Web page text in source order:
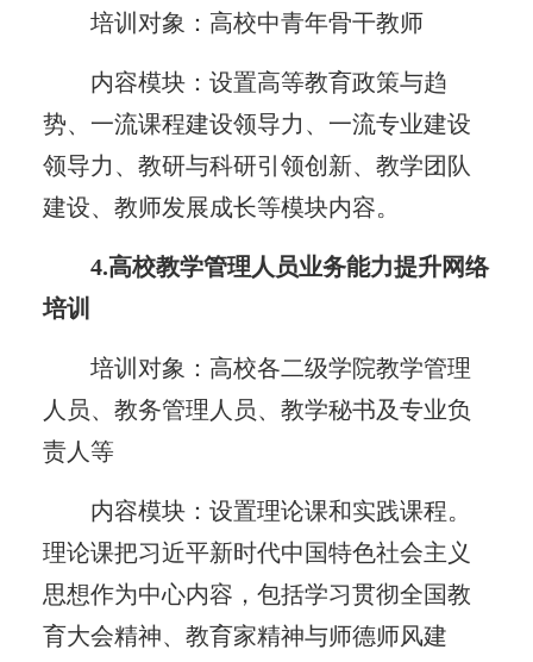
培训对象：高校中青年骨干教师
内容模块：设置高等教育政策与趋
势、一流课程建设领导力、一流专业建设
领导力、教研与科研引领创新、教学团队
建设、教师发展成长等模块内容。
4.高校教学管理人员业务能力提升网络
培训
培训对象：高校各二级学院教学管理
人员、教务管理人员、教学秘书及专业负
责人等
内容模块：设置理论课和实践课程。
理论课把习近平新时代中国特色社会主义
思想作为中心内容，包括学习贯彻全国教
育大会精神、教育家精神与师德师风建